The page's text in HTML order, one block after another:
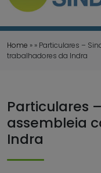
Home » » Particulares –
trabalhadores da Indra
Particulares
assembleia
Indra